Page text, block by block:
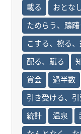
載る
おとな
ためらう、躊躇
こする、擦る、
配る、賦る
賞金
過半数
引き受ける、
統計
温泉